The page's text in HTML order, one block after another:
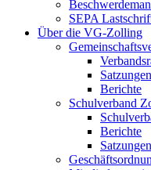
SEPA
Über die VG-Zolling
Satzungen
Berichte
Schulverband
Berichte
Satzungen